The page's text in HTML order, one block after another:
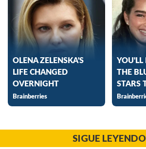
SIGUE LEYENDO